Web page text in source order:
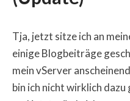
Tja, jetzt sitze ich an
einige Blogbeiträge
mein vServer
bin ich nicht wirklich dazu